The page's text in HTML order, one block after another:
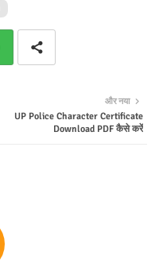
और नया
UP Police Character Certificate
Download PDF कैसे करें